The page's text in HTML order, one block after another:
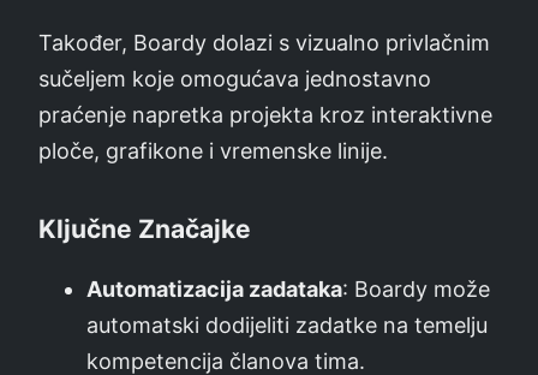
Također, Boardy dolazi s vizualno privlačnim
sučeljem koje omogućava jednostavno
praćenje napretka projekta kroz interaktivne
ploče, grafikone i vremenske linije.
Ključne Značajke
Automatizacija zadataka: Boardy može
automatski dodijeliti zadatke na temelju
kompetencija članova tima.